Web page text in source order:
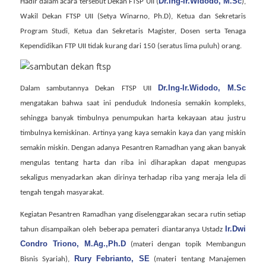
Wakil Dekan FTSP UII (Setya Winarno, Ph.D), Ketua dan Sekretaris
Program Studi, Ketua dan Sekretaris Magister, Dosen serta Tenaga
Kependidikan FTP UII tidak kurang dari 150 (seratus lima puluh) orang.
Dalam sambutannya Dekan FTSP UII Dr.Ing-Ir.Widodo, M.Sc
mengatakan bahwa saat ini penduduk Indonesia semakin kompleks,
sehingga banyak timbulnya penumpukan harta kekayaan atau justru
timbulnya kemiskinan. Artinya yang kaya semakin kaya dan yang miskin
semakin miskin. Dengan adanya Pesantren Ramadhan yang akan banyak
mengulas tentang harta dan riba
inidiharapkan dapat mengupas
sekaligus menyadarkan akan dirinya terhadap riba yang meraja lela di
tengah tengah masyarakat.
Kegiatan Pesantren Ramadhan yangdiselenggarakan secara rutin setiap
tahun disampaikan oleh
beberapa pemateri diantaranya Ustadz
Ir.Dwi
Condro Triono, M.Ag.,Ph.D
(materidengan topik Membangun
Bisnis Syariah), Rury Febrianto, SE(materi tentang
Manajemen